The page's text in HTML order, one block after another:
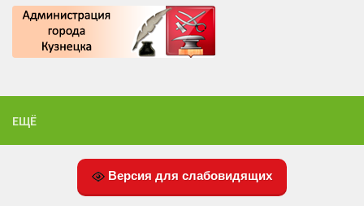
ЕЩЁ
Версия для слабовидящих